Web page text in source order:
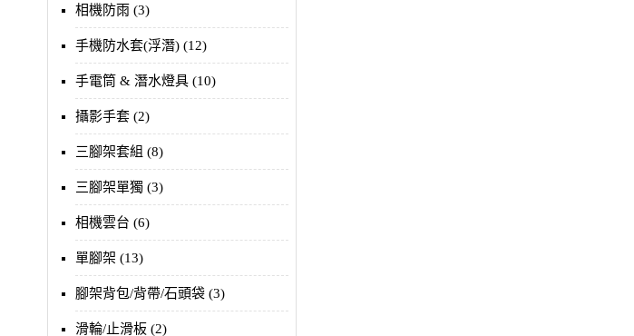
相機防雨 (3)
手機防水套(浮潛) (12)
手電筒 & 潛水燈具 (10)
攝影手套 (2)
三腳架套組 (8)
三腳架單獨 (3)
相機雲台 (6)
單腳架 (13)
腳架背包/背帶/石頭袋 (3)
滑輪/止滑板 (2)